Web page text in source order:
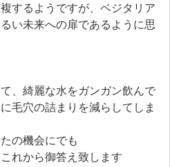
するようですが、ベジタリア
い未来への扉であるように思
、綺麗な水をガンガン飲んで
毛穴の詰まりを減らしてしま
の機会にでも
れから御答え致します